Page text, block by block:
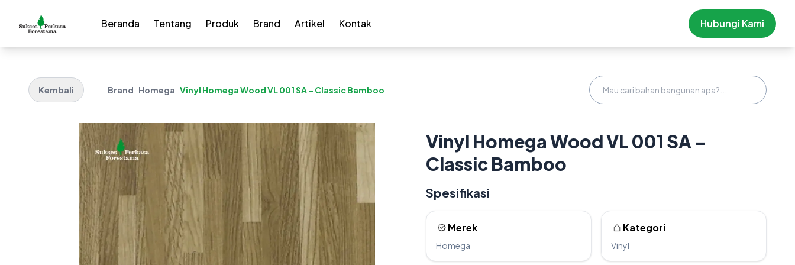
Beranda Tentang Produk Brand Artikel Kontak Hubungi Kami
Kembali Brand Homega Vinyl Homega Wood VL 001 SA – Classic Bamboo
Vinyl Homega Wood VL 001 SA –
Classic Bamboo
Spesifikasi
Merek
Homega
Kategori
Vinyl